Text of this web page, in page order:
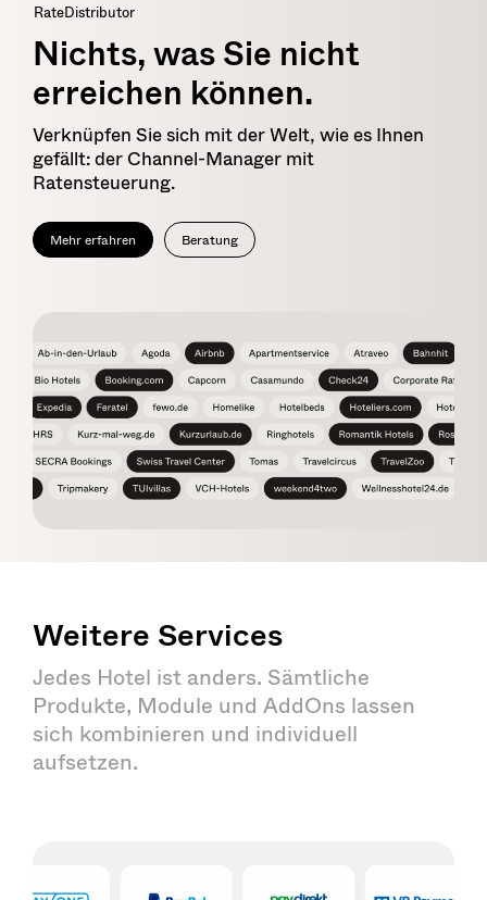
RateDistributor
Nichts, was Sie nicht
erreichen können.
Verknüpfen Sie sich mit der Welt, wie es Ihnen
gefällt: der Channel-Manager mit
Ratensteuerung.
Mehr erfahren Beratung
Weitere Services
Jedes Hotel ist anders. Sämtliche
Produkte, Module und AddOns lassen
sich kombinieren und individuell
aufsetzen.